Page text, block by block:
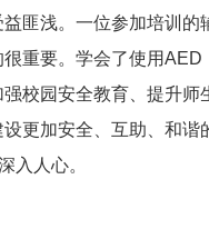
匪浅。一位参加培训
重要。学会了使用
校园安全教育、提升
更加安全、互助、和
入人心。